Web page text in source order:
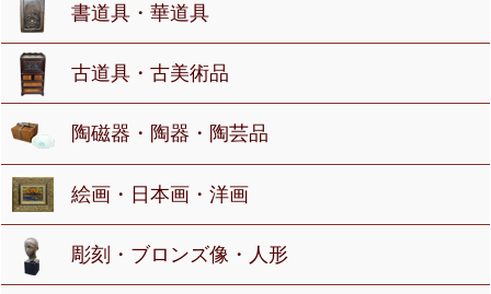
書道具・華道具
古道具・古美術品
陶磁器・陶器・陶芸品
絵画・日本画・洋画
彫刻・ブロンズ像・人形